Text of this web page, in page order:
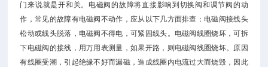
门来说就是开和关。电磁阀的故障将直接影响到切换阀和调节阀的动
作，常见的故障有电磁阀不动作，应从以下几方面排查：电磁阀接线头
松动或线头脱落，电磁阀不得电，可紧固线头。电磁阀线圈烧坏，可拆
下电磁阀的接线，用万用表测量，如果开路，则电磁阀线圈烧坏。原因
有线圈受潮，引起绝缘不好而漏磁，造成线圈内电流过大而烧毁，因此